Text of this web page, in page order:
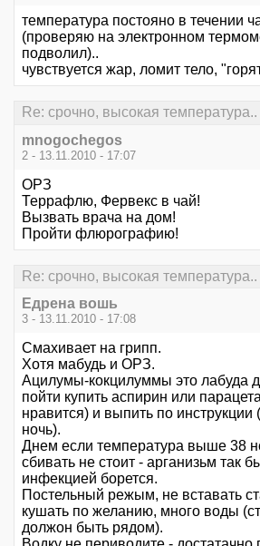
температура постояно в течении
(проверяю на электронном
подволил)..
чувствуется жар, ломит тело,
Re: срочно, высокая
mnogochegos
2 - 13.11.2010 - 17:07
ОРЗ
Террафлю, Фервекс в чай!
Вызвать врача на дом!
Пройти флюрографию!
Re: срочно, высокая
Едрена вошь
3 - 13.11.2010 - 17:08
Смахивает на грипп.
Хотя мабудь и ОРЗ.
Ацилумы-кокцилуммы это лабуда
пойти купить аспирин или
нравится) и выпить по инструкции
ночь).
Днем если температура выше 38
сбивать не стоит - арганизьм так
инфекцией борется.
Постельный режым, не вставать
кушать по желанию, много воды
должон быть рядом).